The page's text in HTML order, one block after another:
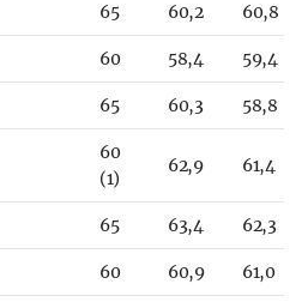
65 60,2 60,8
60 58,4 59,4
65 60,3 58,8
60
(1)
62,9 61,4
65 63,4 62,3
60 60,9 61,0